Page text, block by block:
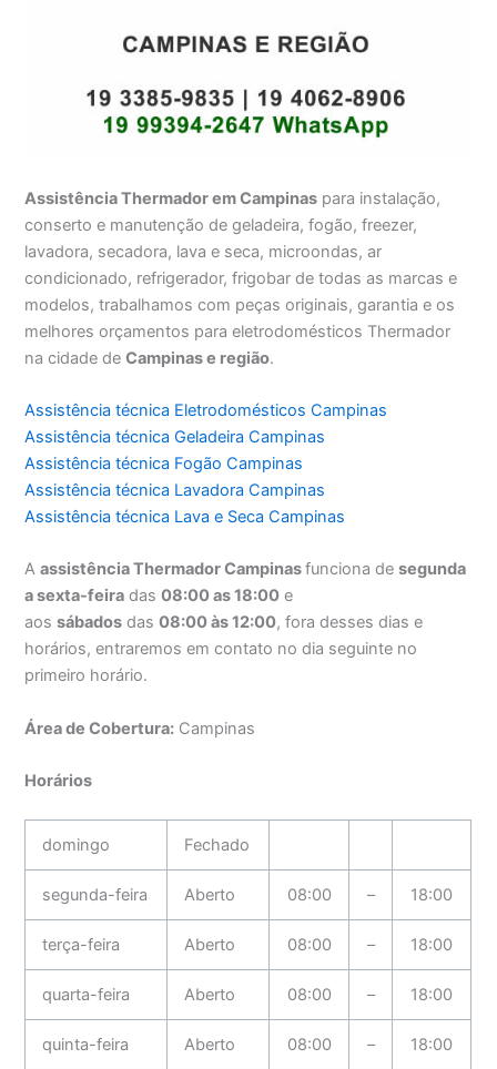
Assistência Thermador em Campinas para instalação,
conserto e manutenção de geladeira, fogão, freezer,
lavadora, secadora, lava e seca, microondas, ar
condicionado, refrigerador, frigobar de todas as marcas e
modelos, trabalhamos com peças originais, garantia e os
melhores orçamentos para eletrodomésticos Thermador
na cidade deCampinas e região.
Assistência técnica Eletrodomésticos Campinas
Assistência técnica Geladeira Campinas
Assistência técnica Fogão Campinas
Assistência técnica Lavadora Campinas
Assistência técnica Lava e Seca Campinas
Aassistência Thermador Campinasfunciona desegunda
a sexta-feira das08:00 as 18:00 e
aossábados das08:00 às 12:00, fora desses dias e
horários, entraremos em contato no dia seguinte no
primeiro horário.
Área de Cobertura: Campinas
Horários
domingo Fechado
segunda-feira Aberto 08:00 – 18:00
terça-feira Aberto 08:00 – 18:00
quarta-feira Aberto 08:00 – 18:00
quinta-feira Aberto 08:00 – 18:00